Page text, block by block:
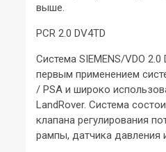
выше.
PCR 2.0 DV4TD
Система SIEMENS/VDO
первым применением
/ PSA и широко
LandRover. Система
клапана регулирования
рампы, датчика давления